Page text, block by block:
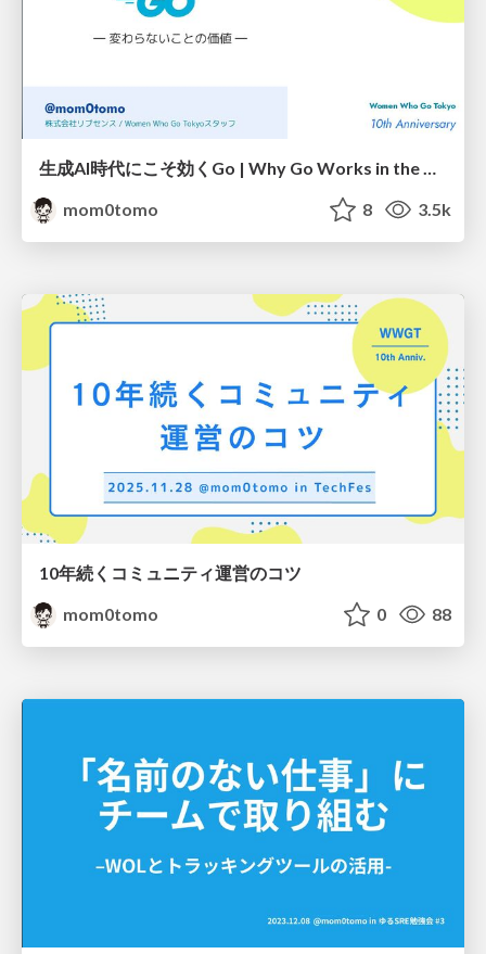
生成AI時代にこそ効くGo | Why Go Works in the Age of Generative AI
mom0tomo
8 3.5k
10年続くコミュニティ運営のコツ
mom0tomo
0 88